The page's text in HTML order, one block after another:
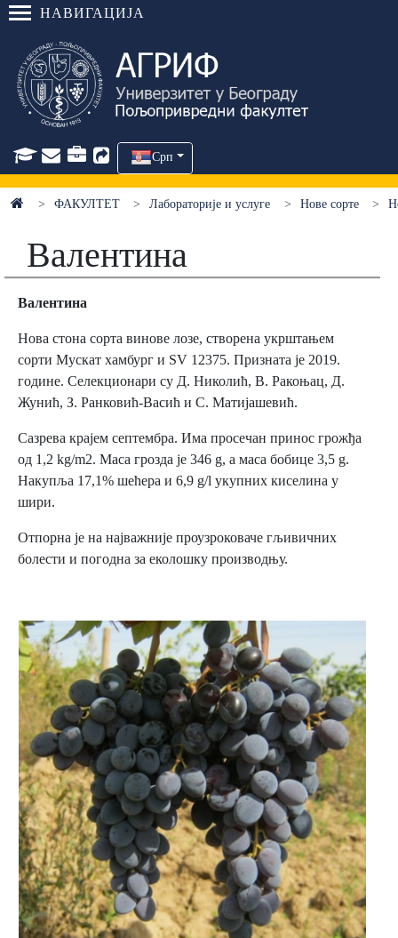
НАВИГАЦИЈА
Срп
ФАКУЛТЕТ Лабораторије и услуге Нове сорте
Валентина
Валентина
Нова стона сорта винове лозе, створена укрштањем
сорти Мускат хамбург и SV 12375. Призната је 2019.
године. Селекционари су Д. Николић, В. Ракоњац, Д.
Жунић, З. Ранковић-Васић и С. Матијашевић.
Сазрева крајем септембра. Има просечан принос грожђа
од 1,2 kg/m2. Маса грозда је 346 g, а маса бобице 3,5 g.
Накупља 17,1% шећера и 6,9 g/l укупних киселина у
шири.
Отпорна је на најважније проузроковаче гљивичних
болести и погодна за еколошку производњу.